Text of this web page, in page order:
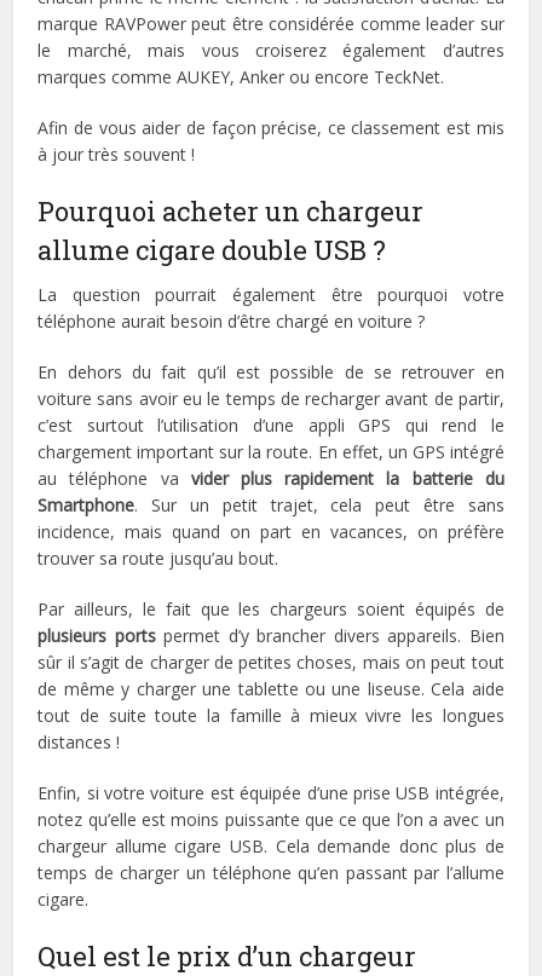
marque RAVPower peut être considérée comme leader sur
le marché, mais vous croiserez également d’autres
marques comme AUKEY, Anker ou encore TeckNet.
Afin de vous aider de façon précise, ce classement est mis
à jour très souvent !
Pourquoi acheter un chargeur
allume cigare double USB ?
La question pourrait également être pourquoi votre
téléphone aurait besoin d’être chargé en voiture ?
En dehors du fait qu’il est possible de se retrouver en
voiture sans avoir eu le temps de recharger avant de partir,
c’est surtout l’utilisation d’une appli GPS qui rend le
chargement important sur la route. En effet, un GPS intégré
au téléphone va vider plus rapidement la batterie du
Smartphone. Sur un petit trajet, cela peut être sans
incidence, mais quand on part en vacances, on préfère
trouver sa route jusqu’au bout.
Par ailleurs, le fait que les chargeurs soient équipés de
plusieurs portspermet d’y brancher divers appareils. Bien
sûr il s’agit de charger de petites choses, mais on peut tout
de même y charger une tablette ou une liseuse. Cela aide
tout de suite toute la famille à mieux vivre les longues
distances !
Enfin, si votre voiture est équipée d’une prise USB intégrée,
notez qu’elle est moins puissante que ce que l’on a avec un
chargeur allume cigare USB. Cela demande donc plus de
temps de charger un téléphone qu’en passant par l’allume
cigare.
Quel est le prix d’un chargeur